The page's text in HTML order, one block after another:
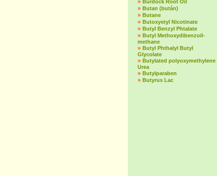
» Burdock Root Oil
» Butan (bután)
» Butane
» Butoxyetyl Nicotinate
» Butyl Benzyl Phtalate
» Butyl Methoxydibenzoil-
methane
» Butyl Phthalyl Butyl
Glycolate
» Butylated polyoxymethylene
Urea
» Butylparaben
» Butyrus Lac